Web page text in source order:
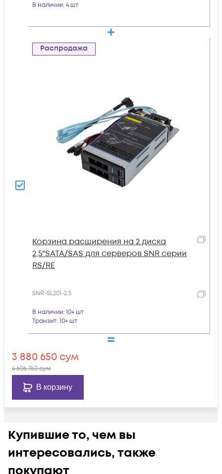
В наличии: 4 шт
Распродажа
Корзина расширения на 2 диска
2,5"SATA/SAS для серверов SNR серии
RS/RE
SNR-SL201-2.5
В наличии: 10+ шт
Транзит: 10+ шт
3 880 650 сум
4 606 760сум
В корзину
Купившие то, чем вы
интересовались, также